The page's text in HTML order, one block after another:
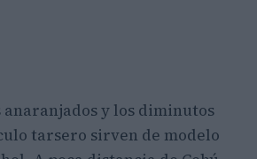
anaranjados y los diminutos
tarsero sirven de modelo